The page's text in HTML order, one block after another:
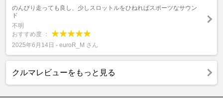
のんびり走っても良し、少しスロットルをひねればスポーツなサウン
ド
不明
おすすめ度 ：
2025年6月14日 - euroR_M さん
クルマレビューをもっと見る